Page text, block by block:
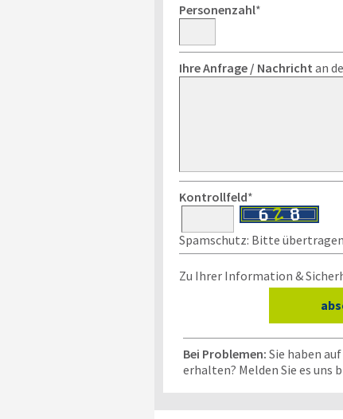
Personenzahl*
Ihre Anfrage / Nachricht an
Kontrollfeld*
Spamschutz: Bitte
Zu Ihrer Information &
Bei Problemen: Sie haben
erhalten? Melden Sie es uns